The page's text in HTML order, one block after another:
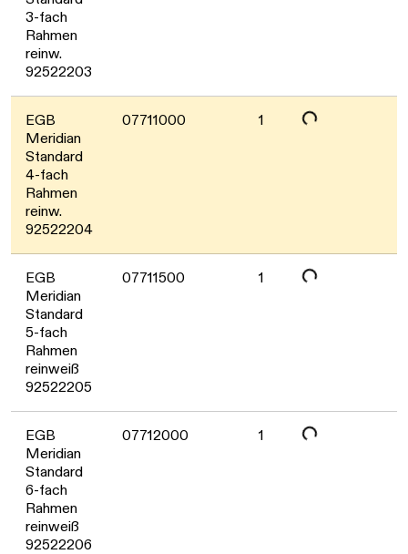
3-fach
Rahmen
reinw.
92522203
EGB
Meridian
Standard
4-fach
Rahmen
reinw.
92522204
07711000 1
Daten werden geladen. Bitte warten...
EGB
Meridian
Standard
5-fach
Rahmen
reinweiß
92522205
07711500 1
Daten werden geladen. Bitte warten...
EGB
Meridian
Standard
6-fach
Rahmen
reinweiß
92522206
07712000 1
Daten werden geladen. Bitte warten...